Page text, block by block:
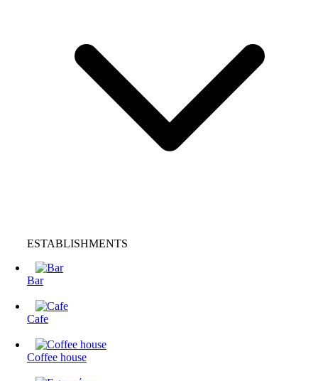
ESTABLISHMENTS
Bar
Cafe
Coffee house